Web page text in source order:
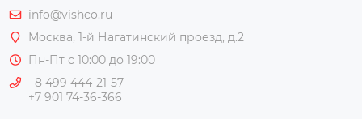
info@vishco.ru
Москва, 1-й Нагатинский проезд, д.2
Пн-Пт с 10:00 до 19:00
8 499 444-21-57
+7 901 74-36-366